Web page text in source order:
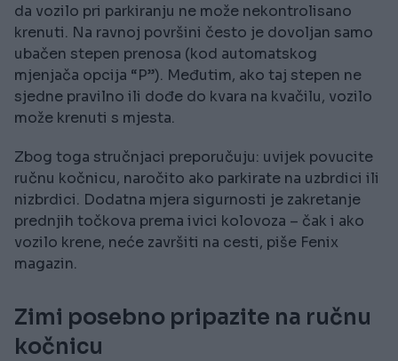
da vozilo pri parkiranju ne može nekontrolisano
krenuti. Na ravnoj površini često je dovoljan samo
ubačen stepen prenosa (kod automatskog
mjenjača opcija “P”). Međutim, ako taj stepen ne
sjedne pravilno ili dođe do kvara na kvačilu, vozilo
može krenuti s mjesta.
Zbog toga stručnjaci preporučuju: uvijek povucite
ručnu kočnicu, naročito ako parkirate na uzbrdici ili
nizbrdici. Dodatna mjera sigurnosti je zakretanje
prednjih točkova prema ivici kolovoza – čak i ako
vozilo krene, neće završiti na cesti, piše Fenix
magazin.
Zimi posebno pripazite na ručnu
kočnicu